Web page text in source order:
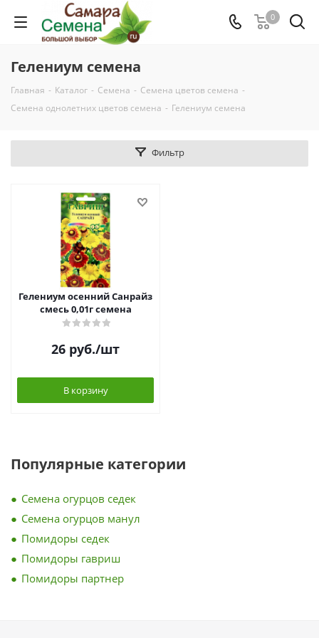
0
Гелениум семена
Главная - Каталог - Семена - Семена цветов семена -
Семена однолетних цветов семена - Гелениум семена
Фильтр
Гелениум осенний Санрайз
смесь 0,01г семена
26 руб./шт
В корзину
Популярные категории
Семена огурцов седек
Семена огурцов манул
Помидоры седек
Помидоры гавриш
Помидоры партнер